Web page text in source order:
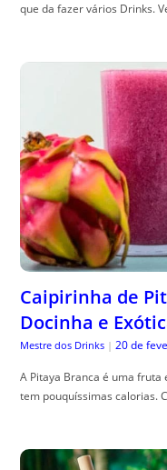
que da fazer vários Drinks.
Caipirinha de
Docinha e
Mestre dos Drinks | 20 de
A Pitaya Branca é uma
tem pouquíssimas calorias.